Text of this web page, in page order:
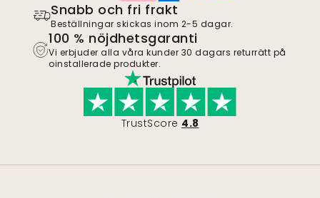
Snabb och fri frakt
Beställningar skickas inom 2-5 dagar.
100 % nöjdhetsgaranti
Vi erbjuder alla våra kunder 30 dagars returrätt på
oinstallerade produkter.
TrustScore 4.8